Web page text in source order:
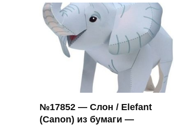
№17852 — Слон / Elefant
(Canon) из бумаги —